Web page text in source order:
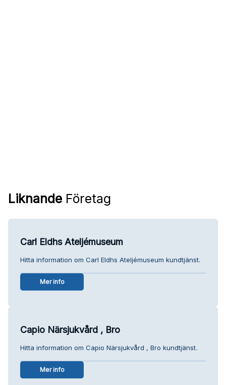
Liknande Företag
Carl Eldhs Ateljémuseum
Hitta information om Carl Eldhs Ateljémuseum kundtjänst.
Mer info
Capio Närsjukvård , Bro
Hitta information om Capio Närsjukvård , Bro kundtjänst.
Mer info